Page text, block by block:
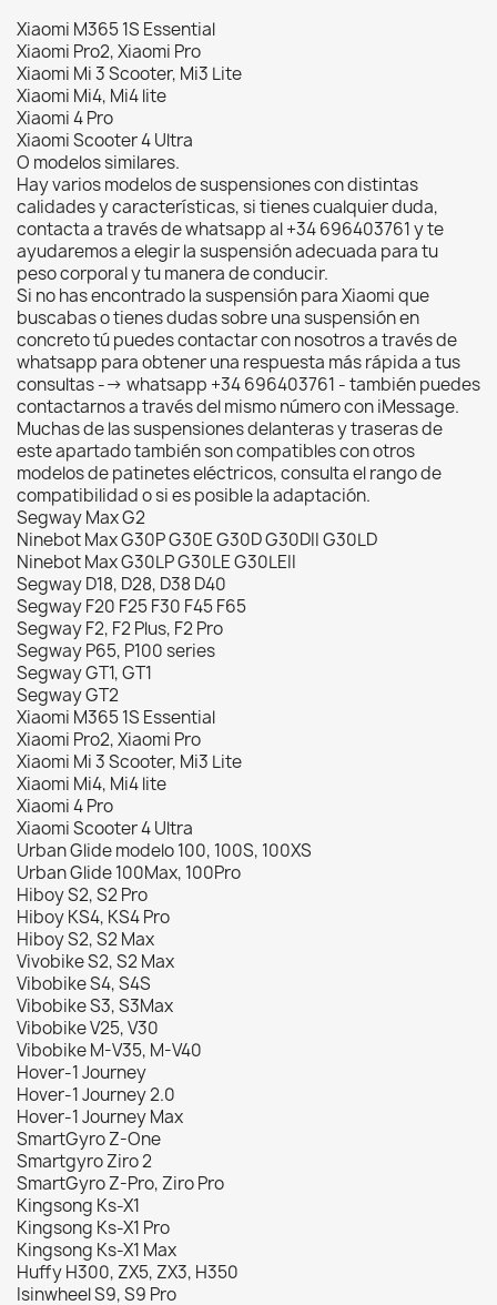
Xiaomi M365 1S Essential
Xiaomi Pro2, Xiaomi Pro
Xiaomi Mi 3 Scooter, Mi3 Lite
Xiaomi Mi4, Mi4 lite
Xiaomi 4 Pro
Xiaomi Scooter 4 Ultra
O modelos similares.
Hay varios modelos de suspensiones con distintas
calidades y características, si tienes cualquier duda,
contacta a través de whatsapp al +34 696403761 y te
ayudaremos a elegir la suspensión adecuada para tu
peso corporal y tu manera de conducir.
Si no has encontrado la suspensión para Xiaomi que
buscabas o tienes dudas sobre una suspensión en
concreto tú puedes contactar con nosotros a través de
whatsapp para obtener una respuesta más rápida a tus
consultas --> whatsapp +34 696403761 - también puedes
contactarnos a través del mismo número con iMessage.
Muchas de las suspensiones delanteras y traseras de
este apartado también son compatibles con otros
modelos de patinetes eléctricos, consulta el rango de
compatibilidad o si es posible la adaptación.
Segway Max G2
Ninebot Max G30P G30E G30D G30DII G30LD
Ninebot Max G30LP G30LE G30LEII
Segway D18, D28, D38 D40
Segway F20 F25 F30 F45 F65
Segway F2, F2 Plus, F2 Pro
Segway P65, P100 series
Segway GT1, GT1
Segway GT2
Xiaomi M365 1S Essential
Xiaomi Pro2, Xiaomi Pro
Xiaomi Mi 3 Scooter, Mi3 Lite
Xiaomi Mi4, Mi4 lite
Xiaomi 4 Pro
Xiaomi Scooter 4 Ultra
Urban Glide modelo 100, 100S, 100XS
Urban Glide 100Max, 100Pro
Hiboy S2, S2 Pro
Hiboy KS4, KS4 Pro
Hiboy S2, S2 Max
Vivobike S2, S2 Max
Vibobike S4, S4S
Vibobike S3, S3Max
Vibobike V25, V30
Vibobike M-V35, M-V40
Hover-1 Journey
Hover-1 Journey 2.0
Hover-1 Journey Max
SmartGyro Z-One
Smartgyro Ziro 2
SmartGyro Z-Pro, Ziro Pro
Kingsong Ks-X1
Kingsong Ks-X1 Pro
Kingsong Ks-X1 Max
Huffy H300, ZX5, ZX3, H350
Isinwheel S9, S9 Pro